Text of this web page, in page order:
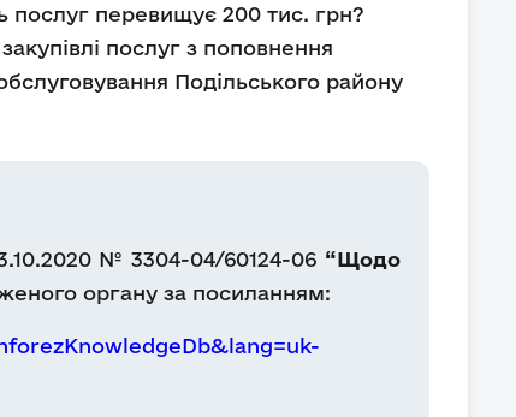
послуг перевищує 200 тис. грн?
послуг з поповнення
Подільського району
№ 3304-04/60124-06 “Щодо
органу за посиланням: